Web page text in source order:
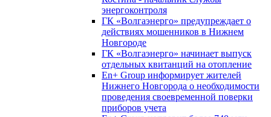
энергоконтроля
ГК «Волгаэнерго» предупреждает о
действиях мошенников в Нижнем
Новгороде
ГК «Волгаэнерго» начинает выпуск
отдельных квитанций на отопление
En+ Group информирует жителей
Нижнего Новгорода о необходимости
проведения своевременной поверки
приборов учета